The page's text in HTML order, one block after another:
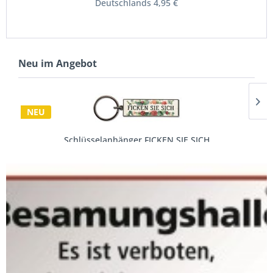
Deutschlands 4,95 €
Neu im Angebot
NEU
Schlüsselanhänger FICKEN SIE SICH
6,95 € *